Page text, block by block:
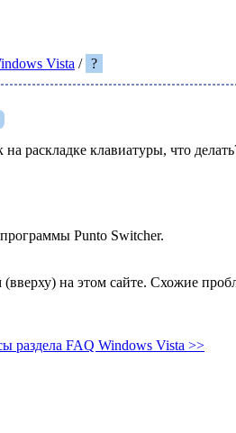
Vista / ?
раскладке клавиатуры, что
Punto Switcher.
(вверху) на этом сайте. Схожие
раздела FAQ Windows Vista >>